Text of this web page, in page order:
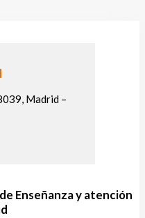
Madrid –
Enseñanza y atención